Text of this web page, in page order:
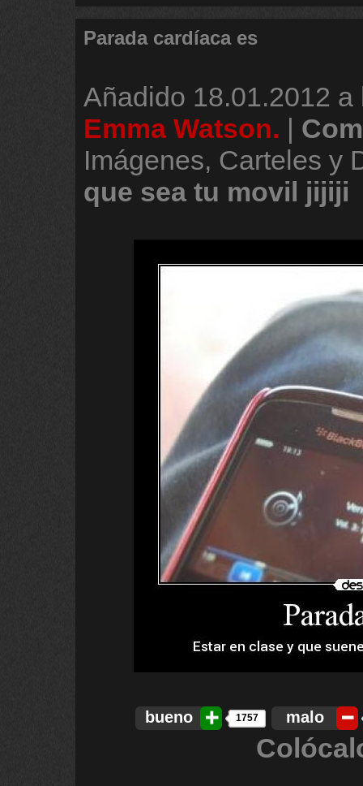
Parada cardíaca es
Añadido 18.01.2012 a
Emma Watson. |
Imágenes, Carteles y
que sea tu movil jijiji
bueno 1757 malo